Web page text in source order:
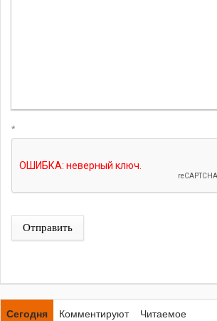
*
Отправить
Сегодня Комментируют
Читаемое